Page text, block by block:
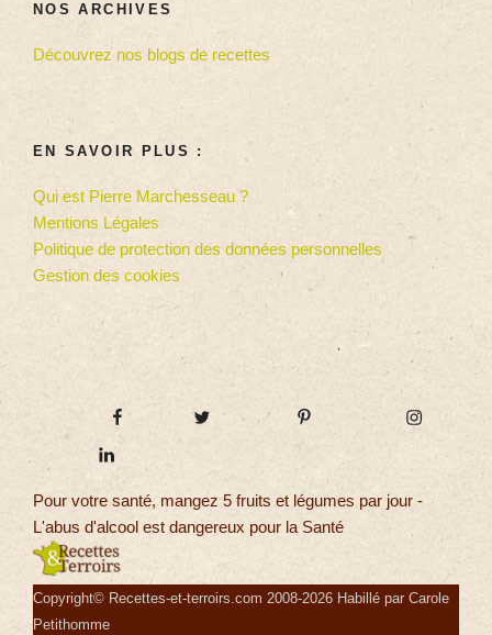
NOS ARCHIVES
Découvrez nos blogs de recettes
EN SAVOIR PLUS :
Qui est Pierre Marchesseau ?
Mentions Légales
Politique de protection des données personnelles
Gestion des cookies
Pour votre santé, mangez 5 fruits et légumes par jour -
L'abus d'alcool est dangereux pour la Santé
Copyright© Recettes-et-terroirs.com 2008-2026 Habillé par Carole
Petithomme